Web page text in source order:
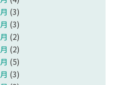
(3)
(3)
(2)
(2)
(5)
(3)